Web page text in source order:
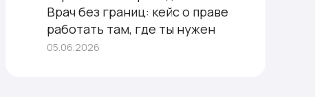
Врач без границ: кейс о праве
работать там, где ты нужен
05.06.2026